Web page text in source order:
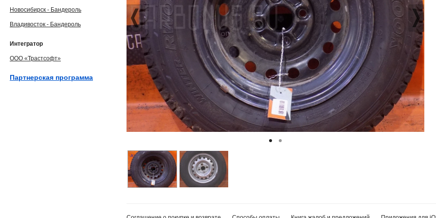
Новосибирск - Бандероль
Владивосток - Бандероль
Интегратор
ООО «Трастсофт»
Партнерская программа